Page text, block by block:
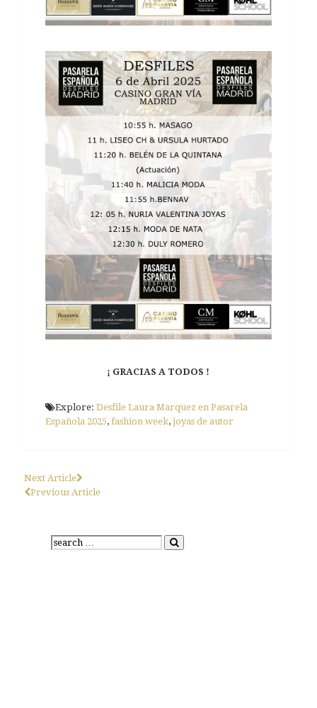
¡ GRACIAS A TODOS !
Explore: Desfile Laura Marquez en Pasarela
Española 2025, fashion week, joyas de autor
Next Article
Previous Article